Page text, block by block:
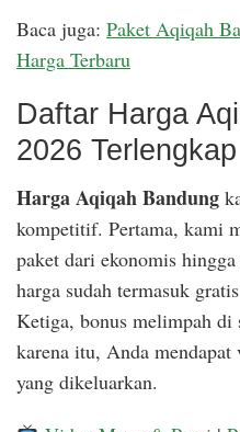
Baca juga: Paket Aqiqah
Harga Terbaru
Daftar Harga
2026 Terlengkap
Harga Aqiqah Bandung
kompetitif. Pertama, kami
paket dari ekonomis
harga sudah termasuk
Ketiga, bonus melimpah di
karena itu, Anda
yang dikeluarkan.